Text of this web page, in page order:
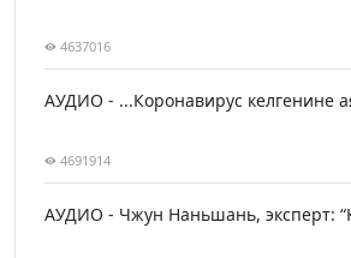
4637016
АУДИО - ...Коронавирус келгенине
4691914
АУДИО - Чжун Наньшань, эксперт: